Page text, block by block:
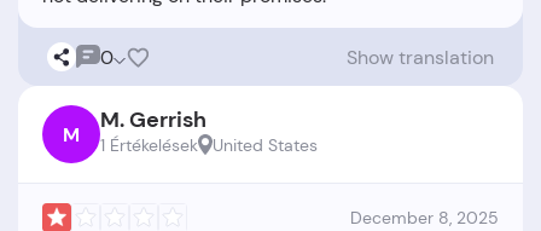
0 Show translation
M M. Gerrish
1 Értékelések United States
December 8, 2025